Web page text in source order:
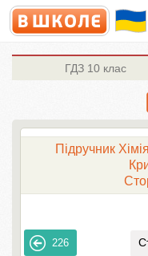
ГДЗ 10 клас
Підручник
226